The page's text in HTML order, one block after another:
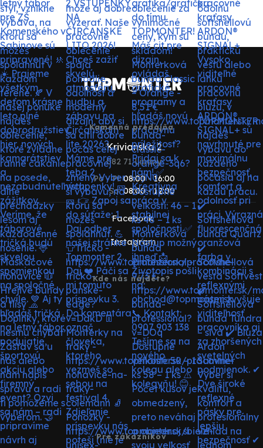
Kamenná predajňa
Krivianska 2
082 71 Lipany
Po - Pi:
So:
08:00 - 16:00
08:00 - 12:00
Facebook
Instagram
Kde nás nájdete?
Pre zákazníkov